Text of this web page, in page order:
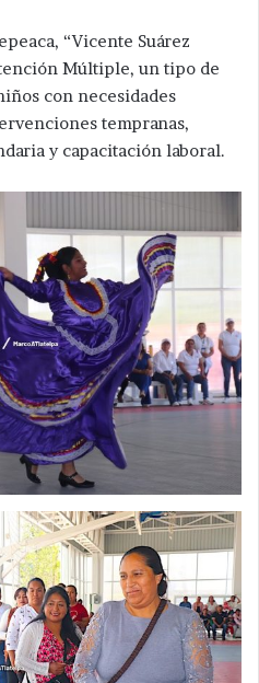
“Vicente Suárez
Múltiple, un tipo de
con necesidades
tempranas,
y capacitación laboral.